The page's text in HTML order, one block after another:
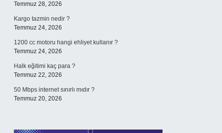
Temmuz 28, 2026
Kargo tazmin nedir ?
Temmuz 24, 2026
1200 cc motoru hangi ehliyet kullanır ?
Temmuz 24, 2026
Halk eğitimi kaç para ?
Temmuz 22, 2026
50 Mbps internet sınırlı mıdır ?
Temmuz 20, 2026